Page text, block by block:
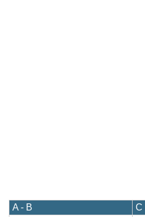
A - B
C